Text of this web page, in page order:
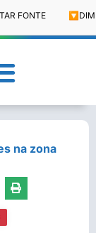
FONTE 🔽
na zona